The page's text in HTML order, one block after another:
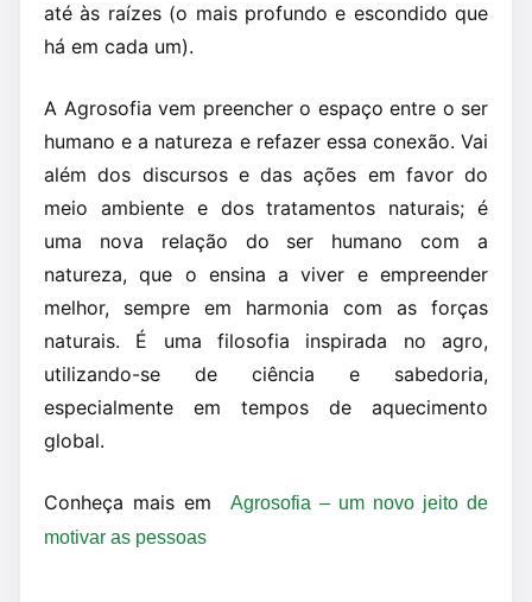
até às raízes (o mais profundo e escondido que
há em cada um).
A Agrosofia vem preencher o espaço entre o ser
humano e a natureza e refazer essa conexão. Vai
além dos discursos e das ações em favor do
meio ambiente e dos tratamentos naturais; é
uma nova relação do ser humano com a
natureza, que o ensina a viver e empreender
melhor, sempre em harmonia com as forças
naturais. É uma filosofia inspirada no agro,
utilizando-se de ciência e sabedoria,
especialmente em tempos de aquecimento
global.
Conheça mais em Agrosofia – um novo jeito de
motivar as pessoas